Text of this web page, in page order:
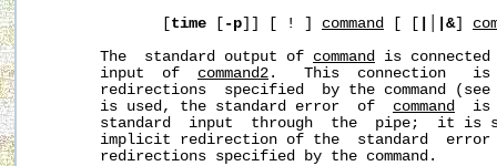
time -p ]] [ ! ] command |&]
       The  standard output of
command
is
       input  of
command2 .   This  connection   is
redirections  specified  by the command
       is used, the standard error  of
command
standard  input  through  the  pipe;  it is
implicit redirection of the  standard
       redirections specified by the command.